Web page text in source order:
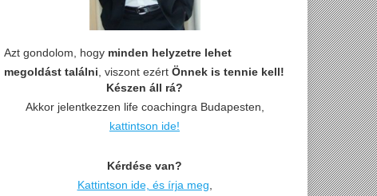
Azt gondolom, hogy minden helyzetre lehet
megoldást találni , viszont ezért Önnek is tennie kell!
Készen áll rá?
Akkor jelentkezzen life coachingra Budapesten,
kattintson ide!
Kérdése van?
Kattintson ide, és írja meg